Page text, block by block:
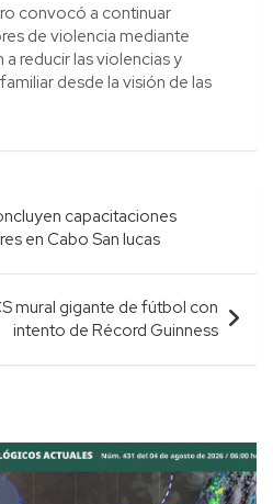
convocó a continuar
de violencia mediante
reducir las violencias y
desde la visión de las
capacitaciones
en Cabo San lucas
mural gigante de fútbol con
intento de Récord Guinness